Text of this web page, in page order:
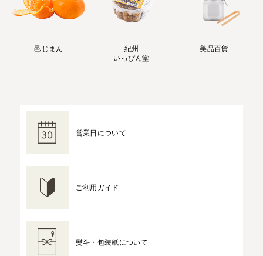
邑じまん
紀州
いっぴん堂
美品百貨
営業日について
ご利用ガイド
熨斗・包装紙について